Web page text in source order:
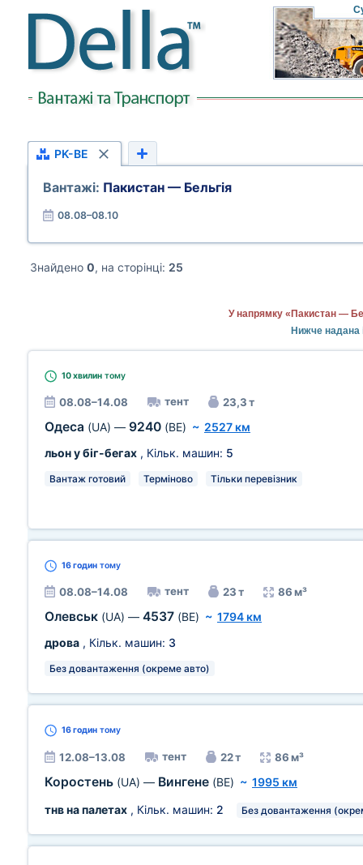
PK-BE
Вантажі: Пакистан — Бельгія
08.08–08.10
Знайдено 0, на сторінці: 25
У напрямку «Пакистан —
Нижче надана
10 хвилин тому
08.08–14.08 тент 23,3 т
Одеса (UA) — 9240 (BE) ~ 2527 км
льон у біг-бегах , Кільк. машин: 5
Вантаж готовий Терміново Тільки перевізник
16 годин тому
08.08–14.08 тент 23 т 86 м³
Олевськ (UA) — 4537 (BE) ~ 1794 км
дрова , Кільк. машин: 3
Без довантаження (окреме авто)
16 годин тому
12.08–13.08 тент 22 т 86 м³
Коростень (UA) — Вингене (BE) ~ 1995 км
тнв на палетах , Кільк. машин: 2 Без довантаження